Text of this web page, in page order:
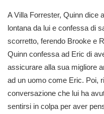
A Villa Forrester, Quinn dice
lontana da lui e confessa di
scorretto, ferendo Brooke e
Quinn confessa ad Eric di
assicurare alla sua migliore
ad un uomo come Eric. Poi,
conversazione che lui ha
sentirsi in colpa per aver